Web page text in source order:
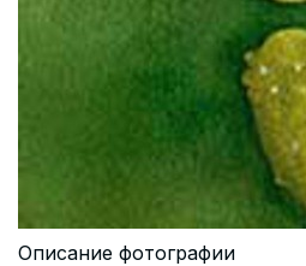
Описание фотографии